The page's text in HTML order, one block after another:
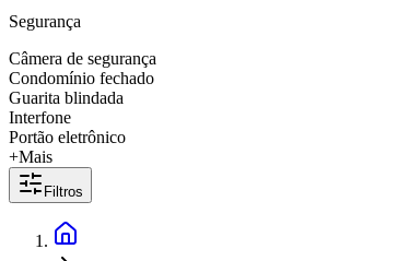
Segurança
Câmera de segurança
Condomínio fechado
Guarita blindada
Interfone
Portão eletrônico
+Mais
Filtros